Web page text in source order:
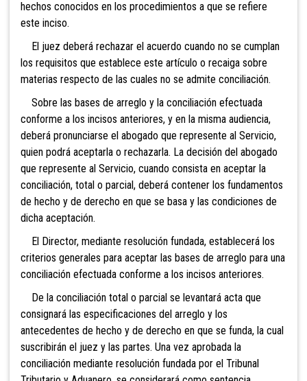
hechos conocidos en los procedimientos a que se refiere
este inciso.
El juez deberá rechazar el acuerdo cuando no se cumplan
los requisitos que establece este artículo o recaiga sobre
materias respecto de las cuales no se admite conciliación.
Sobre las bases de arreglo y la conciliación efectuada
conforme a los incisos anteriores, y en la misma audiencia,
deberá pronunciarse el abogado que represente al Servicio,
quien podrá aceptarla o rechazarla. La decisión del abogado
que represente al Servicio, cuando consista en aceptar la
conciliación, total o parcial, deberá contener los fundamentos
de hecho y de derecho en que se basa y las condiciones de
dicha aceptación.
El Director, mediante resolución fundada, establecerá los
criterios generales para aceptar las bases de arreglo para una
conciliación efectuada conforme a los incisos anteriores.
De la conciliación total o parcial se levantará acta que
consignará las especificaciones del arreglo y los
antecedentes de hecho y de derecho en que se funda, la cual
suscribirán el juez y las partes. Una vez aprobada la
conciliación mediante resolución fundada por el Tribunal